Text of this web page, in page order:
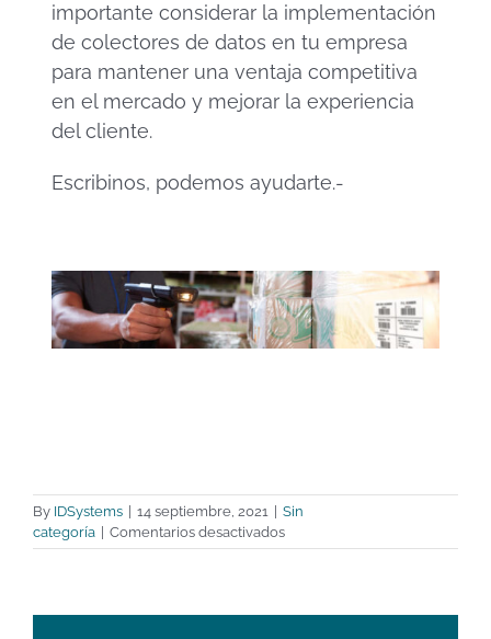
importante considerar la implementación
de colectores de datos en tu empresa
para mantener una ventaja competitiva
en el mercado y mejorar la experiencia
del cliente.
Escribinos, podemos ayudarte.-
By IDSystems 14 septiembre, 2021
Sin
categoría
Comentarios desactivadosen
¿Por
minoristas